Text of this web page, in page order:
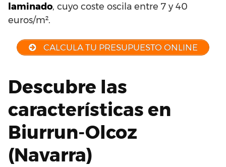
laminado, cuyo coste oscila entre 7 y 40
euros/m².
CALCULA TU PRESUPUESTO ONLINE
Descubre las
características en
Biurrun-Olcoz
(Navarra)